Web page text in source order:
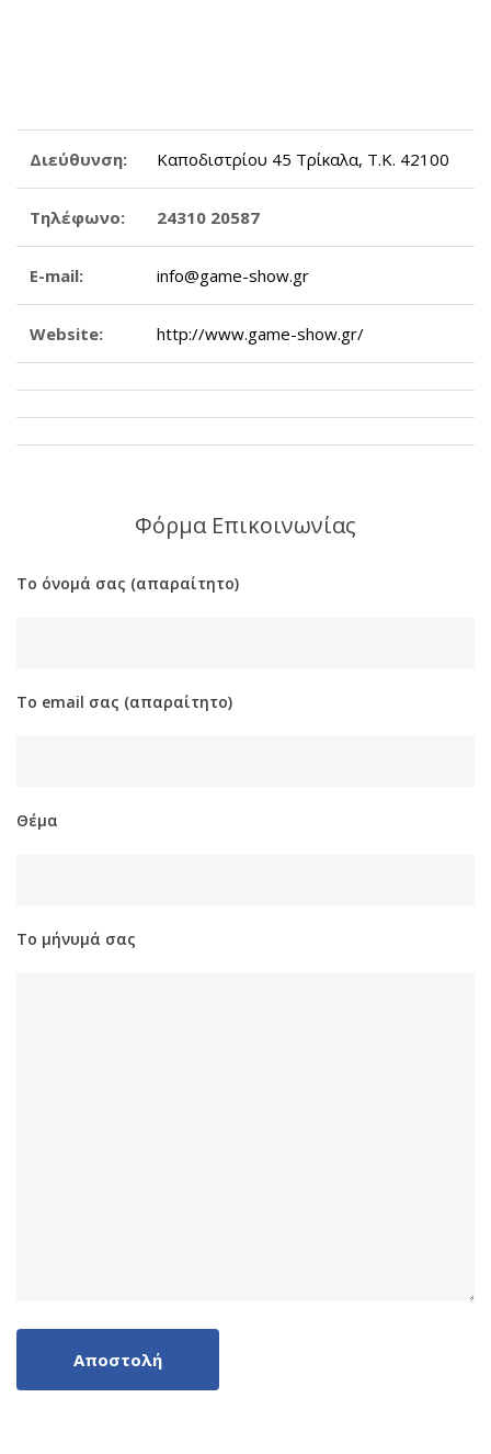
Διεύθυνση: Καποδιστρίου 45 Τρίκαλα, Τ.Κ. 42100
Τηλέφωνο: 24310 20587
E-mail: info@game-show.gr
Website: http://www.game-show.gr/
Φόρμα Επικοινωνίας
Το όνομά σας (απαραίτητο)
Το email σας (απαραίτητο)
Θέμα
Το μήνυμά σας